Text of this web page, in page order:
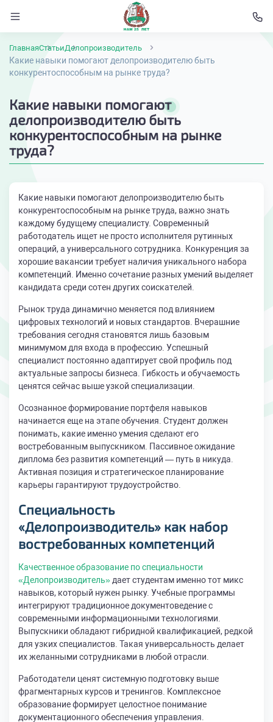
ГлавнаяСтатьиДелопроизводитель
Какие навыки помогают делопроизводителю быть
конкурентоспособным на рынке труда?
Какие навыки помогают
делопроизводителю быть
конкурентоспособным на рынке
труда?
Какие навыки помогают делопроизводителю быть
конкурентоспособным на рынке труда, важно знать
каждому будущему специалисту. Современный
работодатель ищет не просто исполнителя рутинных
операций, а универсального сотрудника. Конкуренция за
хорошие вакансии требует наличия уникального набора
компетенций. Именно сочетание разных умений выделяет
кандидата среди сотен других соискателей.
Рынок труда динамично меняется под влиянием
цифровых технологий и новых стандартов. Вчерашние
требования сегодня становятся лишь базовым
минимумом для входа в профессию. Успешный
специалист постоянно адаптирует свой профиль под
актуальные запросы бизнеса. Гибкость и обучаемость
ценятся сейчас выше узкой специализации.
Осознанное формирование портфеля навыков
начинается еще на этапе обучения. Студент должен
понимать, какие именно умения сделают его
востребованным выпускником. Пассивное ожидание
диплома без развития компетенций — путь в никуда.
Активная позиция и стратегическое планирование
карьеры гарантируют трудоустройство.
Специальность
«Делопроизводитель» как набор
востребованных компетенций
Качественное образование по специальности
«Делопроизводитель» дает студентам именно тот микс
навыков, который нужен рынку. Учебные программы
интегрируют традиционное документоведение с
современными информационными технологиями.
Выпускники обладают гибридной квалификацией, редкой
для узких специалистов. Такая универсальность делает
их желанными сотрудниками в любой отрасли.
Работодатели ценят системную подготовку выше
фрагментарных курсов и тренингов. Комплексное
образование формирует целостное понимание
документационного обеспечения управления.